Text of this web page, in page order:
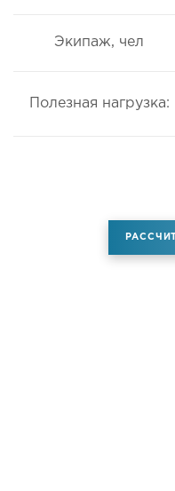
Экипаж, чел
Полезная нагрузка: